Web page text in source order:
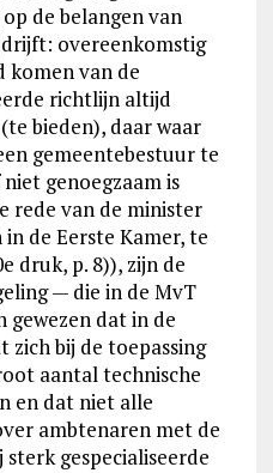
de belangen van
overeenkomstig
komen van de
richtlijn altijd
bieden), daar waar
gemeentebestuur te
genoegzaam is
rede van de minister
de Eerste Kamer, te
druk, p. 8)), zijn de
— die in de MvT
dat in de
zich bij de toepassing
aantal technische
en dat niet alle
ambtenaren met de
gespecialiseerde